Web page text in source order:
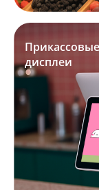
Прикассовые
дисплеи